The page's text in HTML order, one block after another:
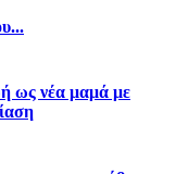
ως νέα μαμά με